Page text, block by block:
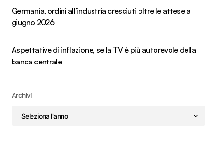
Germania, ordini all’industria cresciuti oltre le attese a
giugno 2026
Aspettative di inflazione, se la TV è più autorevole della
banca centrale
Archivi